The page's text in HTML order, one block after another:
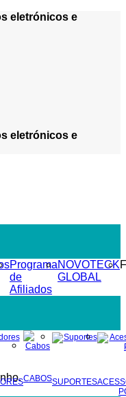
eletrónicos e
eletrónicos e
Programa
de
Afiliados
NOVOTECK
GLOBAL
CABOSSUPORTES